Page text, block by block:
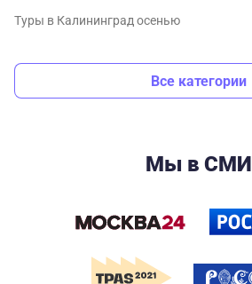
Туры в Калининград осенью
Все категории
Мы в СМИ